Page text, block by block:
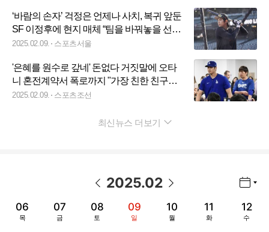
‘바람의 손자’ 걱정은 언제나 사치, 복귀 앞둔
SF 이정후에 현지 매체 “팀을 바꿔놓을 선
수”
2025.02.09. 스포츠서울
'은혜를 원수로 갚네' 돈없다 거짓말에 오타
니 혼전계약서 폭로까지 "가장 친한 친구였
다며"
2025.02.09. 스포츠조선
최신뉴스 더보기
2025.02
06
목
07
금
08
토
09
일
10
월
11
화
12
수